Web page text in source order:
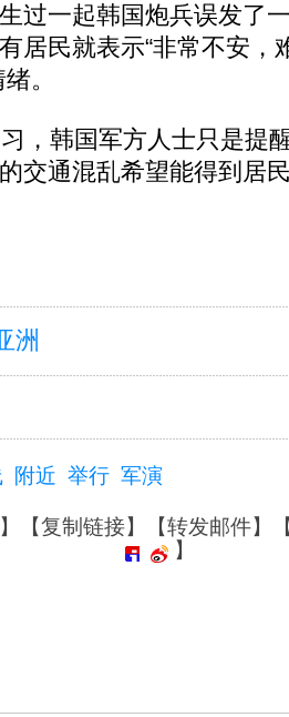
过一起韩国炮兵误发了
居民就表示“非常不安，
。
，韩国军方人士只是提
交通混乱希望能得到居
洲
附近 举行 军演
【复制链接】【转发邮件】
】